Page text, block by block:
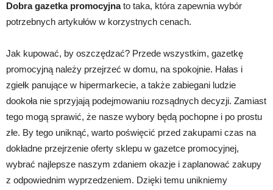
Dobra gazetka promocyjnato taka, która zapewnia wybór
potrzebnych artykułów w korzystnych cenach.
Jak kupować, by oszczędzać? Przede wszystkim, gazetkę
promocyjną należy przejrzeć w domu, na spokojnie. Hałas i
zgiełk panujące w hipermarkecie, a także zabiegani ludzie
dookoła nie sprzyjają podejmowaniu rozsądnych decyzji. Zamiast
tego mogą sprawić, że nasze wybory będą pochopne i po prostu
złe. By tego uniknąć, warto poświęcić przed zakupami czas na
dokładne przejrzenie oferty sklepu w gazetce promocyjnej,
wybrać najlepsze naszym zdaniem okazje i zaplanować zakupy
z odpowiednim wyprzedzeniem. Dzięki temu unikniemy